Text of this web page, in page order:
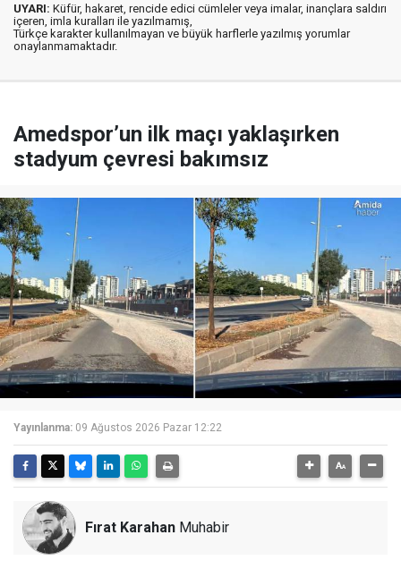
UYARI: Küfür, hakaret, rencide edici cümleler veya imalar, inançlara saldırı
içeren, imla kuralları ile yazılmamış,
Türkçe karakter kullanılmayan ve büyük harflerle yazılmış yorumlar
onaylanmamaktadır.
Amedspor’un ilk maçı yaklaşırken
stadyum çevresi bakımsız
Yayınlanma: 09 Ağustos 2026 Pazar 12:22
Fırat Karahan Muhabir